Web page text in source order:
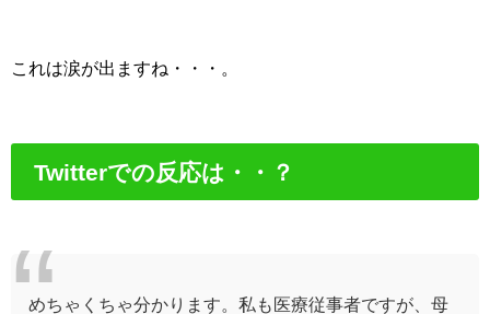
これは涙が出ますね・・・。
Twitterでの反応は・・？
めちゃくちゃ分かります。私も医療従事者ですが、母